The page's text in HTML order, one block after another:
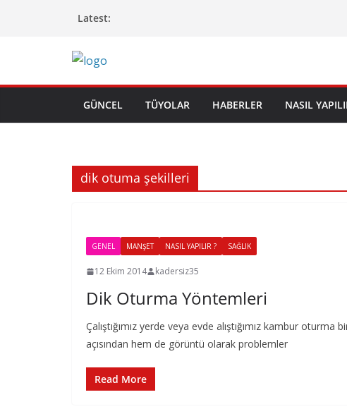
Latest:
GÜNCEL TÜYOLAR HABERLER NASIL
dik otuma şekilleri
GENEL MANŞET NASIL YAPILIR ? SAĞLIK
12 Ekim 2014 kadersiz35
Dik Oturma Yöntemleri
Çalıştığımız yerde veya evde alıştığımız kambur
açısından hem de görüntü olarak problemler
Read More